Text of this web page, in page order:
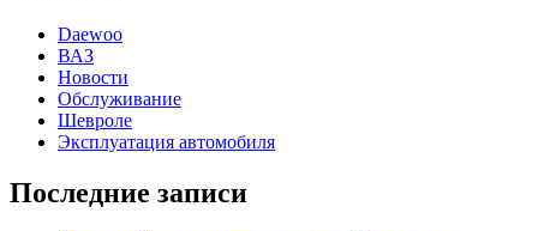
Daewoo
ВАЗ
Новости
Обслуживание
Шевроле
Эксплуатация автомобиля
Последние записи